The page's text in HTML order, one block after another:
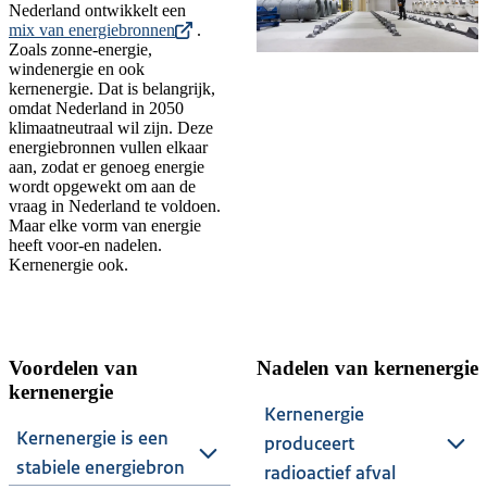
Nederland ontwikkelt een
mix van energiebronnen
.
Zoals zonne-energie,
windenergie en ook
kernenergie. Dat is belangrijk,
omdat Nederland in 2050
klimaatneutraal wil zijn. Deze
energiebronnen vullen elkaar
aan, zodat er genoeg energie
wordt opgewekt om aan de
vraag in Nederland te voldoen.
Maar elke vorm van energie
heeft voor-en nadelen.
Kernenergie ook.
Voordelen van
kernenergie
Kernenergie is een
stabiele energiebron
Nadelen van kernenergie
Kernenergie
produceert
radioactief afval